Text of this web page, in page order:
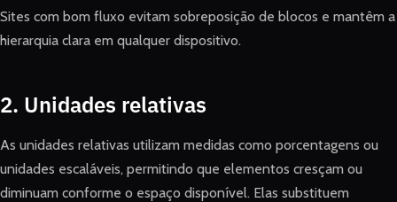
Sites com bom fluxo evitam sobreposição de blocos e mantêm a
hierarquia clara em qualquer dispositivo.
2. Unidades relativas
As unidades relativas utilizam medidas como porcentagens ou
unidades escaláveis, permitindo que elementos cresçam ou
diminuam conforme o espaço disponível. Elas substituem